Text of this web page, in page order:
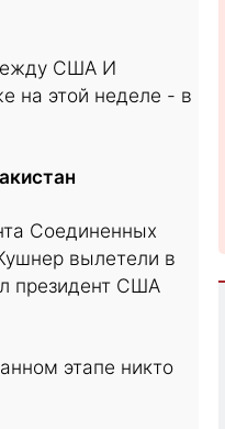
США И
на этой неделе - в
Соединенных
вылетели в
президент США
этапе никто